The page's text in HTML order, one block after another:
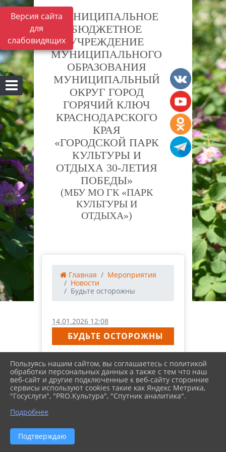
Версия сайта
для
слабовидящих
МУНИЦИПАЛЬНОЕ
БЮДЖЕТНОЕ
УЧРЕЖДЕНИЕ
МУНИЦИПАЛЬНОГО
ОБРАЗОВАНИЯ
МУНИЦИПАЛЬНЫЙ
ОКРУГ ГОРОД
ГОРЯЧИЙ КЛЮЧ
КРАСНОДАРСКОГО
КРАЯ
«ГОРОДСКОЙ ПАРК
КУЛЬТУРЫ И
ОТДЫХА 30-ЛЕТИЯ
ПОБЕДЫ»
(МБУ МО ГК «ПАРК
КУЛЬТУРЫ И
ОТДЫХА»)
Главная
Мероприятия
Новости
Будьте осторожны
14.01.2026 12:08
БУДЬТЕ ОСТОРОЖНЫ
Пользуясь нашим сайтом, вы соглашаетесь с политикой
обработки персональных данных а также с тем что наш
веб-сайт и другие подключенные к веб-сайту сторонние
сервисы используют cookies такие как Яндекс Метрика,
"Госуслуги", "PRO.Культура", "Спутник аналитика".
Подробнее
Подтверждаю